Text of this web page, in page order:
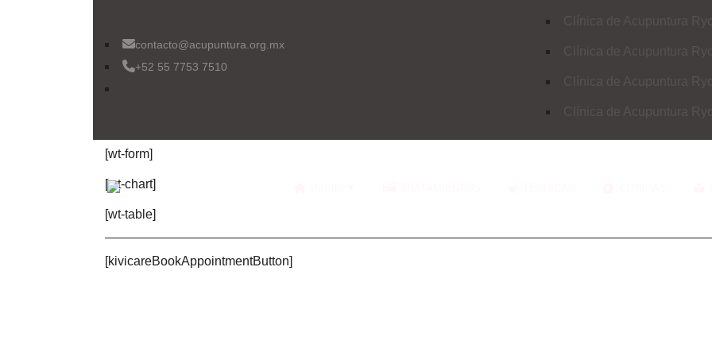
contacto@acupuntura.org.mx
+52 55 7753 7510
Clínica de Acupuntura
Clínica de Acupuntura
Clínica de Acupuntura
Clínica de Acupuntura
[wt]
[wt-form]
[wt-chart]
[wt-table]
[kivicareBookAppointmentButton]